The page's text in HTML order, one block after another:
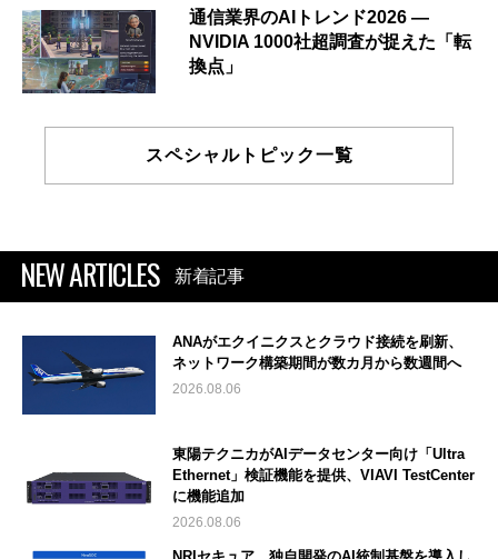
通信業界のAIトレンド2026 ―
NVIDIA 1000社超調査が捉えた「転
換点」
スペシャルトピック一覧
NEW ARTICLES 新着記事
ANAがエクイニクスとクラウド接続を刷新、
ネットワーク構築期間が数カ月から数週間へ
2026.08.06
東陽テクニカがAIデータセンター向け「Ultra
Ethernet」検証機能を提供、VIAVI TestCenter
に機能追加
2026.08.06